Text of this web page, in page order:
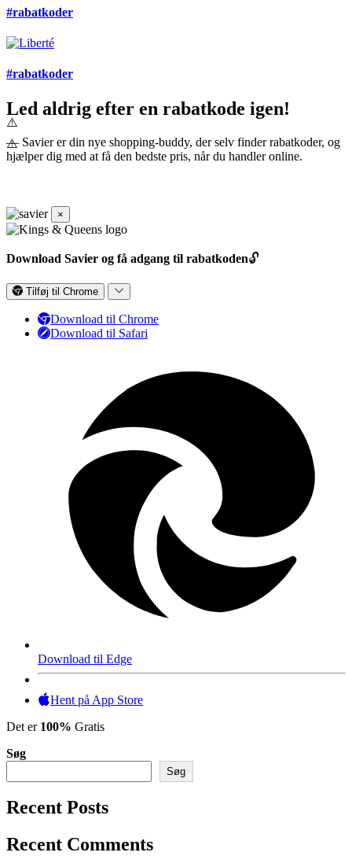
#rabatkoder
#rabatkoder
Led aldrig efter en rabatkode igen!
— Savier er din nye shopping-buddy, der selv finder rabatkoder, og
hjælper dig med at få den bedste pris, når du handler online.
×
Download Savier og få adgang til rabatkoden🔓
Tilføj til Chrome
Download til Chrome
Download til Safari
Download til Edge
Hent på App Store
Det er 100% Gratis
Søg
Søg
Recent Posts
Recent Comments